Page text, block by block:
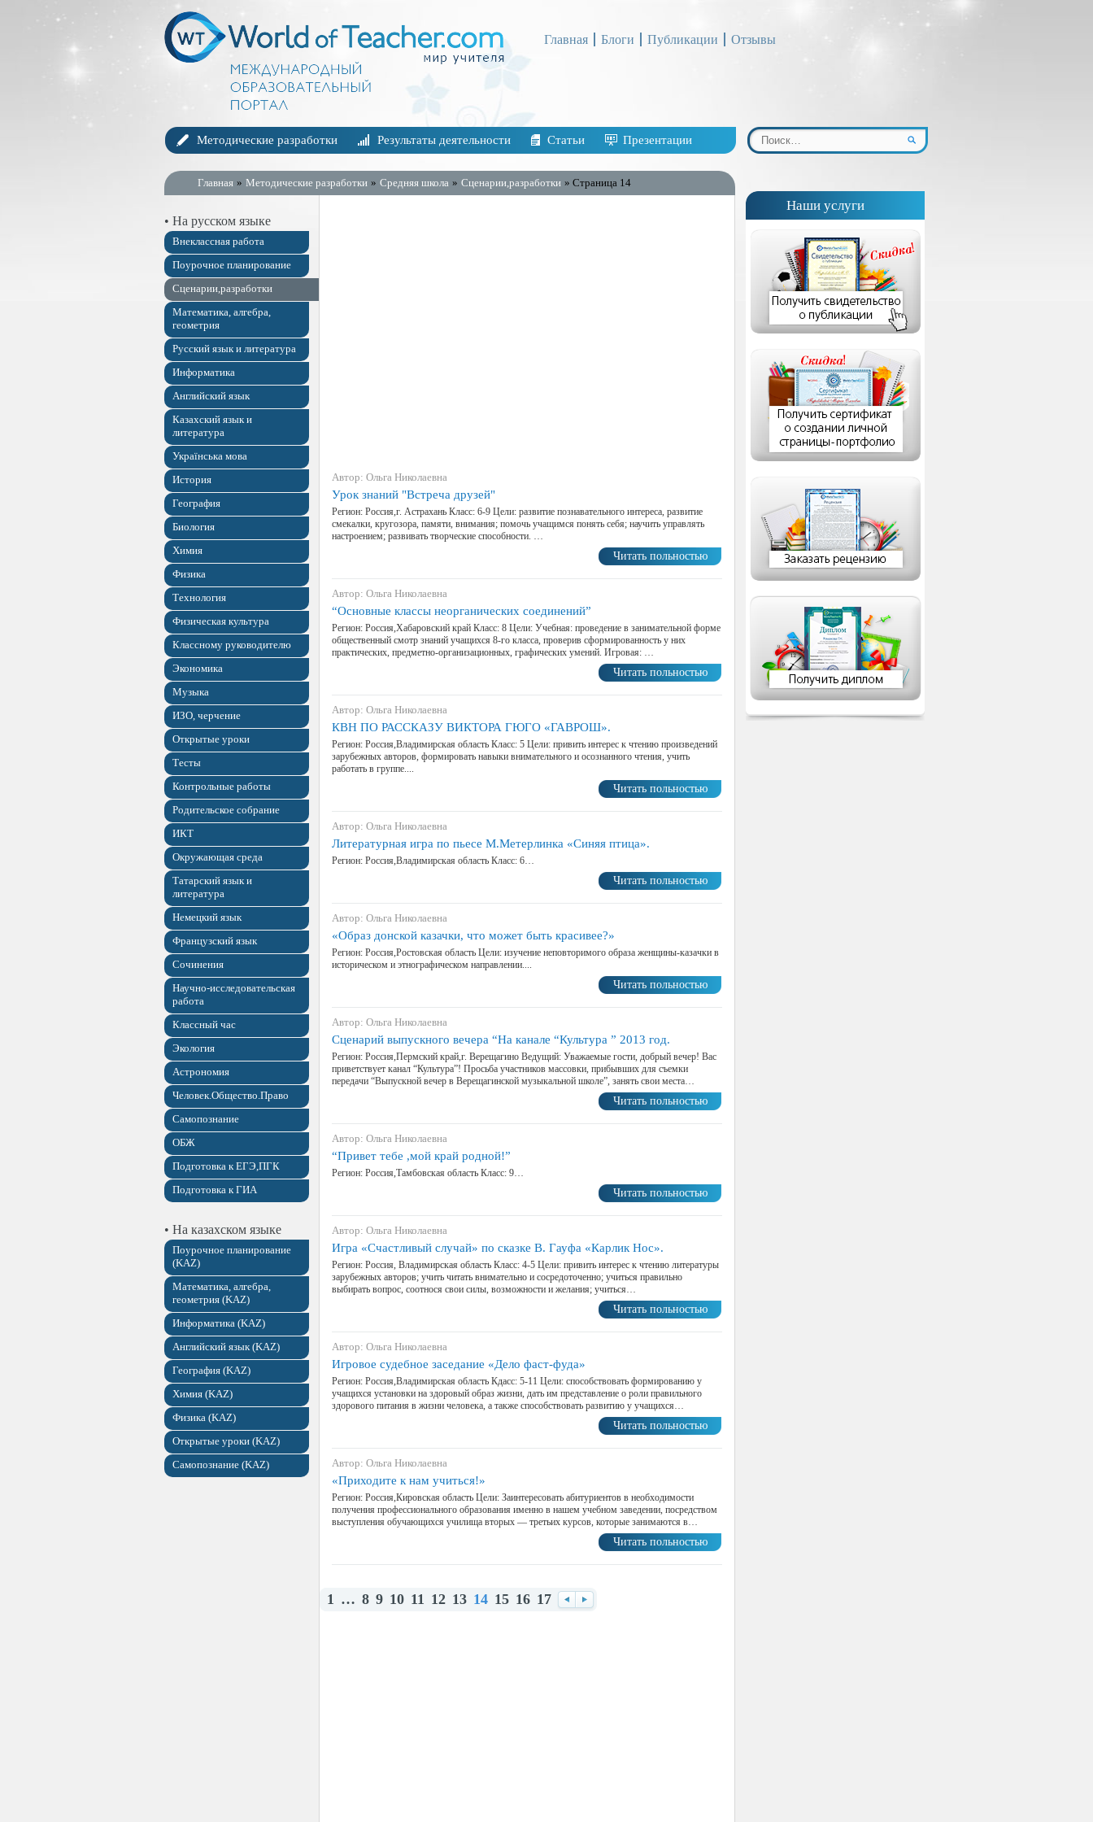
Главная Блоги Публикации Отзывы
Методические разработки Результаты деятельности Статьи Презентации
Главная » Методические разработки » Средняя школа » Сценарии,разработки » Страница 14
• На русском языке
Внеклассная работа
Поурочное планирование
Сценарии,разработки
Математика, алгебра,
геометрия
Русский язык и литература
Информатика
Английский язык
Казахский язык и
литература
Українська мова
История
География
Биология
Химия
Физика
Технология
Физическая культура
Классному руководителю
Экономика
Музыка
ИЗО, черчение
Открытые уроки
Тесты
Контрольные работы
Родительское собрание
ИКТ
Окружающая среда
Татарский язык и
литература
Немецкий язык
Французский язык
Сочинения
Научно-исследовательская
работа
Классный час
Экология
Астрономия
Человек.Общество.Право
Самопознание
ОБЖ
Подготовка к ЕГЭ,ПГК
Подготовка к ГИА
• На казахском языке
Поурочное планирование
(KAZ)
Математика, алгебра,
геометрия (KAZ)
Информатика (KAZ)
Английский язык (KAZ)
География (KAZ)
Химия (KAZ)
Физика (KAZ)
Открытые уроки (KAZ)
Самопознание (KAZ)
Автор: Ольга Николаевна
Урок знаний "Встреча друзей"
Регион: Россия,г. Астрахань Класс: 6-9 Цели: развитие познавательного интереса, развитие
смекалки, кругозора, памяти, внимания; помочь учащимся понять себя; научить управлять
настроением; развивать творческие способности. …
Читать польностью
Автор: Ольга Николаевна
“Основные классы неорганических соединений”
Регион: Россия,Хабаровский край Класс: 8 Цели: Учебная: проведение в занимательной форме
общественный смотр знаний учащихся 8-го класса, проверив сформированность у них
практических, предметно-организационных, графических умений. Игровая: …
Читать польностью
Автор: Ольга Николаевна
КВН ПО РАССКАЗУ ВИКТОРА ГЮГО «ГАВРОШ».
Регион: Россия,Владимирская область Класс: 5 Цели: привить интерес к чтению произведений
зарубежных авторов, формировать навыки внимательного и осознанного чтения, учить
работать в группе....
Читать польностью
Автор: Ольга Николаевна
Литературная игра по пьесе М.Метерлинка «Синяя птица».
Регион: Россия,Владимирская область Класс: 6…
Читать польностью
Автор: Ольга Николаевна
«Образ донской казачки, что может быть красивее?»
Регион: Россия,Ростовская область Цели: изучение неповторимого образа женщины-казачки в
историческом и этнографическом направлении....
Читать польностью
Автор: Ольга Николаевна
Сценарий выпускного вечера “На канале “Культура ” 2013 год.
Регион: Россия,Пермский край,г. Верещагино Ведущий: Уважаемые гости, добрый вечер! Вас
приветствует канал “Культура”! Просьба участников массовки, прибывших для съемки
передачи “Выпускной вечер в Верещагинской музыкальной школе”, занять свои места…
Читать польностью
Автор: Ольга Николаевна
“Привет тебе ,мой край родной!”
Регион: Россия,Тамбовская область Класс: 9…
Читать польностью
Автор: Ольга Николаевна
Игра «Счастливый случай» по сказке В. Гауфа «Карлик Нос».
Регион: Россия, Владимирская область Класс: 4-5 Цели: привить интерес к чтению литературы
зарубежных авторов; учить читать внимательно и сосредоточенно; учиться правильно
выбирать вопрос, соотнося свои силы, возможности и желания; учиться…
Читать польностью
Автор: Ольга Николаевна
Игровое судебное заседание «Дело фаст-фуда»
Регион: Россия,Владимирская область Кдасс: 5-11 Цели: способствовать формированию у
учащихся установки на здоровый образ жизни, дать им представление о роли правильного
здорового питания в жизни человека, а также способствовать развитию у учащихся…
Читать польностью
Автор: Ольга Николаевна
«Приходите к нам учиться!»
Регион: Россия,Кировская область Цели: Заинтересовать абитуриентов в необходимости
получения профессионального образования именно в нашем учебном заведении, посредством
выступления обучающихся училища вторых — третьих курсов, которые занимаются в…
Читать польностью
1 … 8 9 10 11 12 13 14 15 16 17
Наши услуги